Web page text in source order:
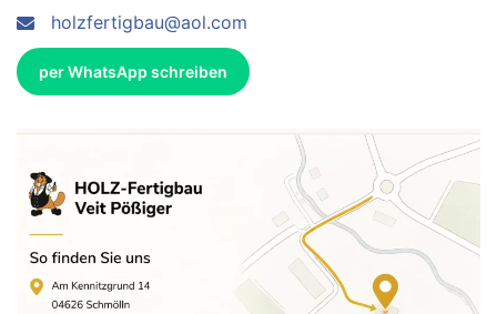
holzfertigbau@aol.com
per WhatsApp schreiben